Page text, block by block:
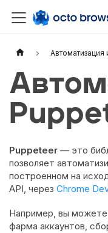
Fetch the complete
Use this file to discover
Автоматизация
Puppeteer — это
позволяет
построенном на
API, через Chrome
Например, вы можете
фарма аккаунтов,